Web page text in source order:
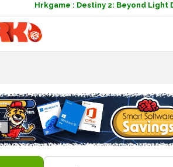
Hrkgame : Destiny 2: Beyond Light